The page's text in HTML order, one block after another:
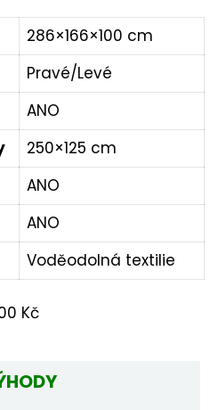
286×166×100 cm
Pravé/Levé
ANO
250×125 cm
ANO
ANO
Voděodolná textilie
Kč